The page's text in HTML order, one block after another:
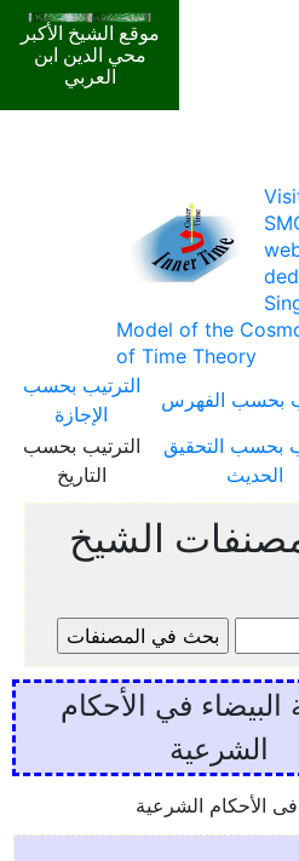
موقع الشيخ الأكبر
محي الدين ابن
العربي
Model of the
of Time Theory
بحسب الفهرس
الترتيب بحسب
الإجازة
بحسب التحقيق
الحديث
الترتيب بحسب
التاريخ
الشيخ
البيضاء في الأحكام
الشرعية
الأحكام الشرعية